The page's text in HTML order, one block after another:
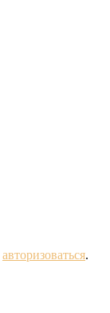
авторизоваться.